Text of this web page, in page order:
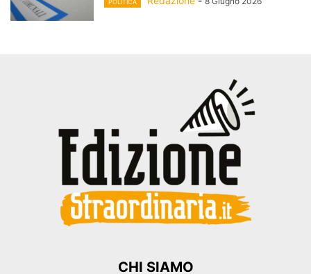
POLITICA
CHI SIAMO